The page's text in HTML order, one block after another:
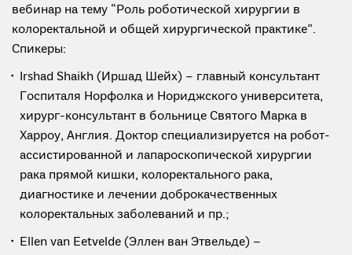
вебинар на тему “Роль роботической хирургии в
колоректальной и общей хирургической практике”.
Спикеры:
Irshad Shaikh (Иршад Шейх) – главный консультант
Госпиталя Норфолка и Нориджского университета,
хирург-консультант в больнице Святого Марка в
Харроу, Англия. Доктор специализируется на робот-
ассистированной и лапароскопической хирургии
рака прямой кишки, колоректального рака,
диагностике и лечении доброкачественных
колоректальных заболеваний и пр.;
Ellen van Eetvelde (Эллен ван Этвельде) –